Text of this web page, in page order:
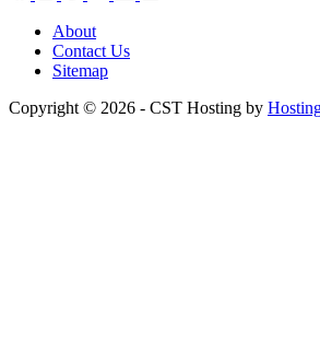
About
Contact Us
Sitemap
Copyright © 2026 - CST Hosting by